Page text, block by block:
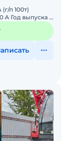
A Год выпуска -